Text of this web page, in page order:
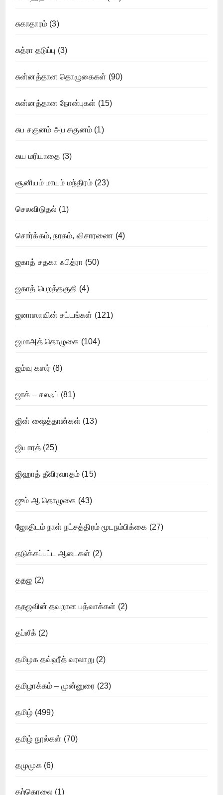
சுகாதாரம் (3)
சுத்ரா தடுப்பு (3)
சுன்னத்தான தொழுகைகள் (90)
சுன்னத்தான நோன்புகள் (15)
சுப சகுனம் அப சகுனம் (1)
சுய மரியாதை (3)
சூனியம் மாயம் மந்திரம்(23)
செலவிடுதல் (1)
சொர்க்கம், நரகம், விசாரணை (4)
ஜகாத் சதகா ஃபித்ரா (50)
ஜகாத் பெறத்தகுதி (4)
ஜனாஸாவின் சட்டங்கள் (121)
ஜமாஅத் தொழுகை (104)
ஜம்வு கஸர் (8)
ஜாக் – சலஃப் (81)
ஜின் ஷைத்தான்கள் (13)
ஜியாரத்(25)
ஜிஹாத் தீவிரவாதம் (15)
ஜும் ஆ தொழுகை (43)
ஜோதிடம் நாள் நட்சத்திரம் மூடநம்பிக்கை (27)
தடுக்கப்பட்ட ஆடைகள் (2)
ததஜ (2)
ததஜவின் தவறான பத்வாக்கள் (2)
தப்லீக்(2)
தமிழக தவ்ஹீத் வரலாறு (2)
தமிழாக்கம் – முன்னுரை (23)
தமிழ் (499)
தமிழ் நூல்கள் (70)
தமுமுக(6)
தற்கொலை (1)